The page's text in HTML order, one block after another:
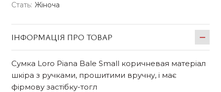
Стать: Жіноча
ІНФОРМАЦІЯ ПРО ТОВАР
Сумка Loro Piana Bale Small коричневая матеріал
шкіра з ручками, прошитими вручну, і має
фірмову застібку-тогл